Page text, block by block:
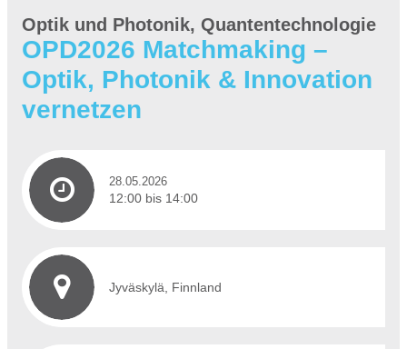
Optik und Photonik, Quantentechnologie
OPD2026 Matchmaking –
Optik, Photonik & Innovation
vernetzen
28.05.2026
12:00 bis 14:00
Jyväskylä, Finnland